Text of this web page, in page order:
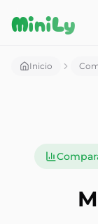
MiniLy
Inicio